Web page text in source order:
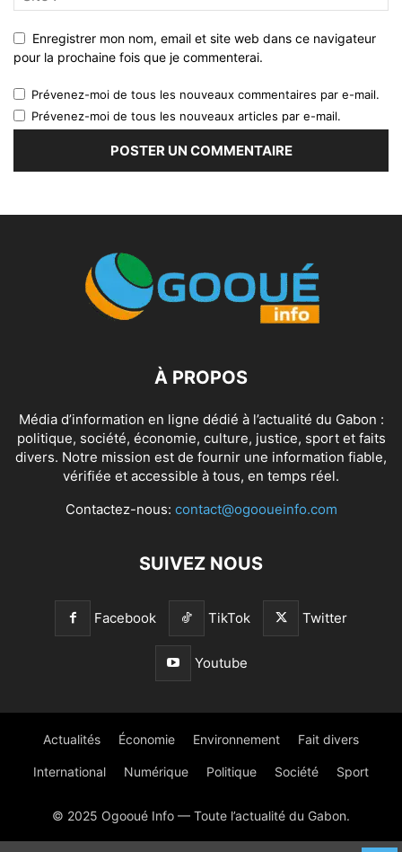
Enregistrer mon nom, email et site web dans ce navigateur
pour la prochaine fois que je commenterai.
Prévenez-moi de tous les nouveaux commentaires par e-mail.
Prévenez-moi de tous les nouveaux articles par e-mail.
À PROPOS
Média d’information en ligne dédié à l’actualité du Gabon :
politique, société, économie, culture, justice, sport et faits
divers. Notre mission est de fournir une information fiable,
vérifiée et accessible à tous, en temps réel.
Contactez-nous: contact@ogooueinfo.com
SUIVEZ NOUS
Facebook TikTok Twitter
Youtube
Actualités Économie Environnement Fait divers
International Numérique Politique Société Sport
© 2025 Ogooué Info — Toute l’actualité du Gabon.